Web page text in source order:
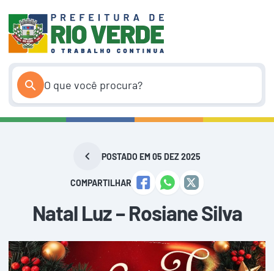
conteúdo
POSTADO EM 05 DEZ 2025
COMPARTILHAR
Natal Luz – Rosiane Silva